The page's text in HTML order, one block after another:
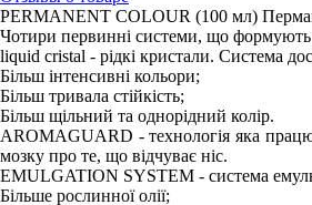
PERMANENT COLOUR (100 мл)
Чотири первинні системи, що формують
liquid cristal - рідкі кристали. Система
Більш інтенсивні кольори;
Більш тривала стійкість;
Більш щільний та однорідний колір.
AROMAGUARD - технологія яка
мозку про те, що відчуває ніс.
EMULGATION SYSTEM - система
Більше рослинної олії;